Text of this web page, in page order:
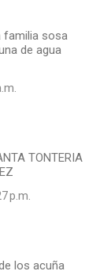
familia sosa
de agua
TONTERIA
p.m.
los acuña